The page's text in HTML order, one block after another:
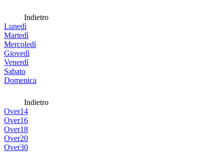
Indietro
Lunedì
Martedì
Mercoledì
Giovedì
Venerdì
Sabato
Domenica
Indietro
Over14
Over16
Over18
Over20
Over30